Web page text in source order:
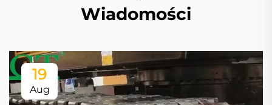
Wiadomości
19
Aug